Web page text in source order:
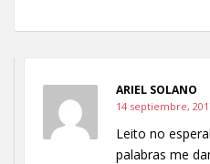
ARIEL SOLANO
14 septiembre,
Leito no
palabras me